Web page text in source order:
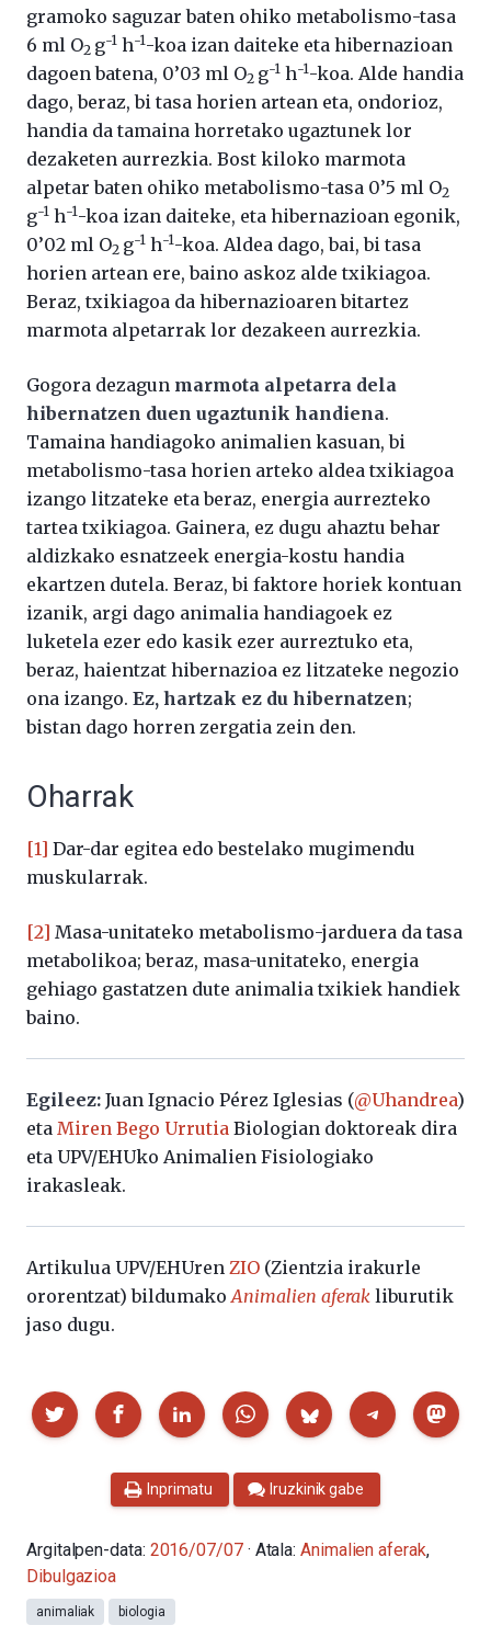
gramoko saguzar baten ohiko metabolismo-tasa
6 ml O2 g-1 h-1-koa izan daiteke eta hibernazioan
dagoen batena, 0’03 ml O2 g-1 h-1-koa. Alde handia
dago, beraz, bi tasa horien artean eta, ondorioz,
handia da tamaina horretako ugaztunek lor
dezaketen aurrezkia. Bost kiloko marmota
alpetar baten ohiko metabolismo-tasa 0’5 ml O2
g-1 h-1-koa izan daiteke, eta hibernazioan egonik,
0’02 ml O2 g-1 h-1-koa. Aldea dago, bai, bi tasa
horien artean ere, baino askoz alde txikiagoa.
Beraz, txikiagoa da hibernazioaren bitartez
marmota alpetarrak lor dezakeen aurrezkia.
Gogora dezagun marmota alpetarra dela
hibernatzen duen ugaztunik handiena.
Tamaina handiagoko animalien kasuan, bi
metabolismo-tasa horien arteko aldea txikiagoa
izango litzateke eta beraz, energia aurrezteko
tartea txikiagoa. Gainera, ez dugu ahaztu behar
aldizkako esnatzeek energia-kostu handia
ekartzen dutela. Beraz, bi faktore horiek kontuan
izanik, argi dago animalia handiagoek ez
luketela ezer edo kasik ezer aurreztuko eta,
beraz, haientzat hibernazioa ez litzateke negozio
ona izango. Ez, hartzak ez du hibernatzen;
bistan dago horren zergatia zein den.
Oharrak
[1] Dar-dar egitea edo bestelako mugimendu
muskularrak.
[2] Masa-unitateko metabolismo-jarduera da tasa
metabolikoa; beraz, masa-unitateko, energia
gehiago gastatzen dute animalia txikiek handiek
baino.
Egileez: Juan Ignacio Pérez Iglesias (@Uhandrea)
eta Miren Bego Urrutia Biologian doktoreak dira
eta UPV/EHUko Animalien Fisiologiako
irakasleak.
Artikulua UPV/EHUren ZIO (Zientzia irakurle
ororentzat) bildumako Animalien aferak liburutik
jaso dugu.
Partekatu
Inprimatu Iruzkinik gabe
Argitalpen-data: 2016/07/07 · Atala:Animalien aferak,
Dibulgazioa
animaliak biologia